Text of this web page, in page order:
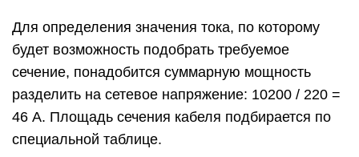
Для определения значения тока, по которому
будет возможность подобрать требуемое
сечение, понадобится суммарную мощность
разделить на сетевое напряжение: 10200 / 220 =
46 А. Площадь сечения кабеля подбирается по
специальной таблице.